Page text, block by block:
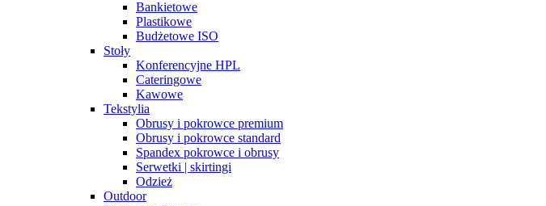
Bankietowe
Plastikowe
Budżetowe ISO
Stoły
Konferencyjne HPL
Cateringowe
Kawowe
Tekstylia
Obrusy i pokrowce premium
Obrusy i pokrowce standard
Spandex pokrowce i obrusy
Serwetki | skirtingi
Odzież
Outdoor